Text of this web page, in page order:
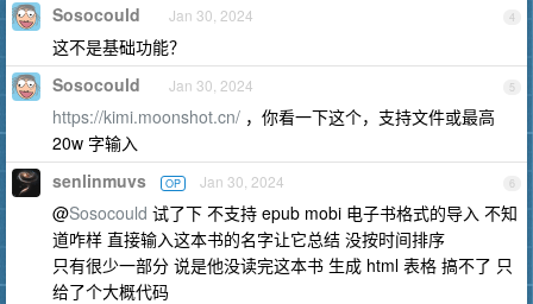
4
Sosocould Jan 30, 2024
这不是基础功能？
5
Sosocould Jan 30, 2024
https://kimi.moonshot.cn/ ，你看一下这个，支持文件或最高
20w 字输入
6
senlinmuvs OP Jan 30, 2024
@Sosocould 试了下 不支持 epub mobi 电子书格式的导入 不知
道咋样 直接输入这本书的名字让它总结 没按时间排序
只有很少一部分 说是他没读完这本书 生成 html 表格 搞不了 只
给了个大概代码